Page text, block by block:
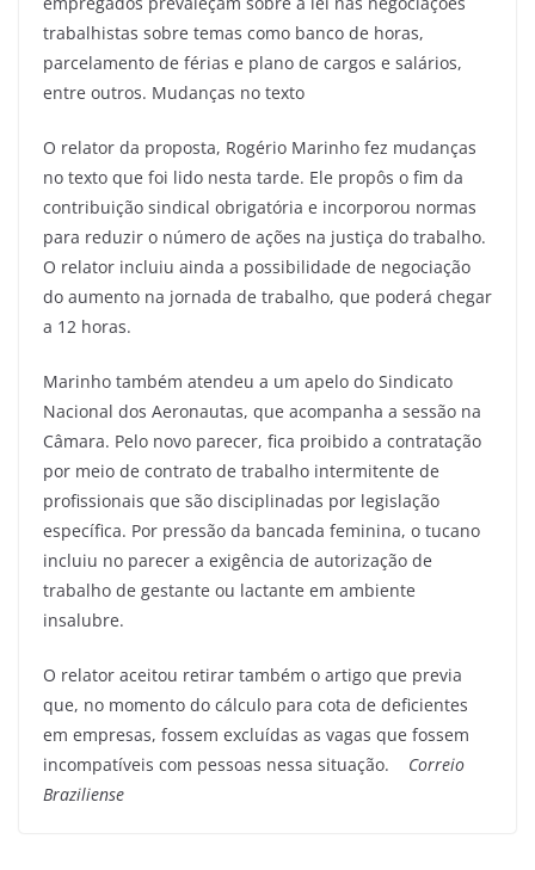
trabalhistas sobre temas como banco de horas,
parcelamento de férias e plano de cargos e salários,
entre outros. Mudanças no texto
O relator da proposta, Rogério Marinho fez mudanças
no texto que foi lido nesta tarde. Ele propôs o fim da
contribuição sindical obrigatória e incorporou normas
para reduzir o número de ações na justiça do trabalho.
O relator incluiu ainda a possibilidade de negociação
do aumento na jornada de trabalho, que poderá chegar
a 12 horas.
Marinho também atendeu a um apelo do Sindicato
Nacional dos Aeronautas, que acompanha a sessão na
Câmara. Pelo novo parecer, fica proibido a contratação
por meio de contrato de trabalho intermitente de
profissionais que são disciplinadas por legislação
específica. Por pressão da bancada feminina, o tucano
incluiu no parecer a exigência de autorização de
trabalho de gestante ou lactante em ambiente
insalubre.
O relator aceitou retirar também o artigo que previa
que, no momento do cálculo para cota de deficientes
em empresas, fossem excluídas as vagas que fossem
incompatíveis com pessoas nessa situação. Correio
Braziliense